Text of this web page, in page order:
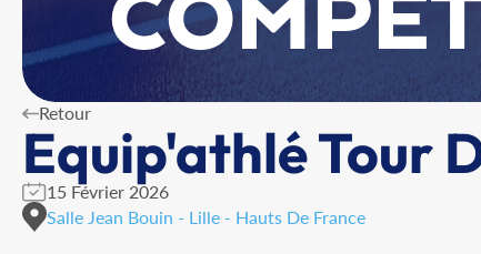
Retour
Equip'athlé Tour
15 Février 2026
Salle Jean Bouin - Lille - Hauts De France